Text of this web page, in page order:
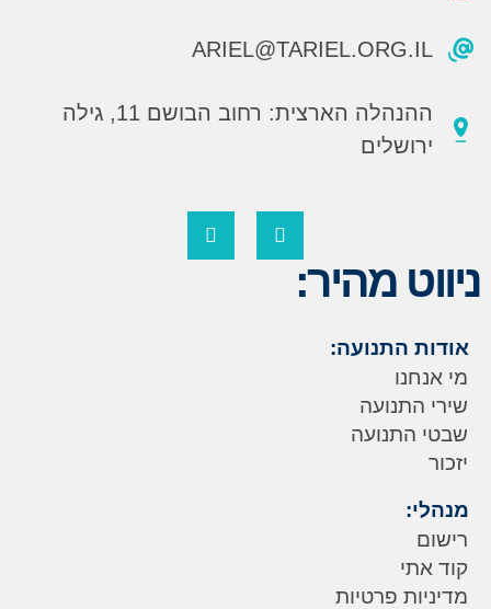
ARIEL@TARIEL.ORG.IL
ההנהלה הארצית: רחוב הבושם 11, גילה
ירושלים
ניווט מהיר:
אודות התנועה:
מי אנחנו
שירי התנועה
שבטי התנועה
יזכור
מנהלי:
רישום
קוד אתי
מדיניות פרטיות